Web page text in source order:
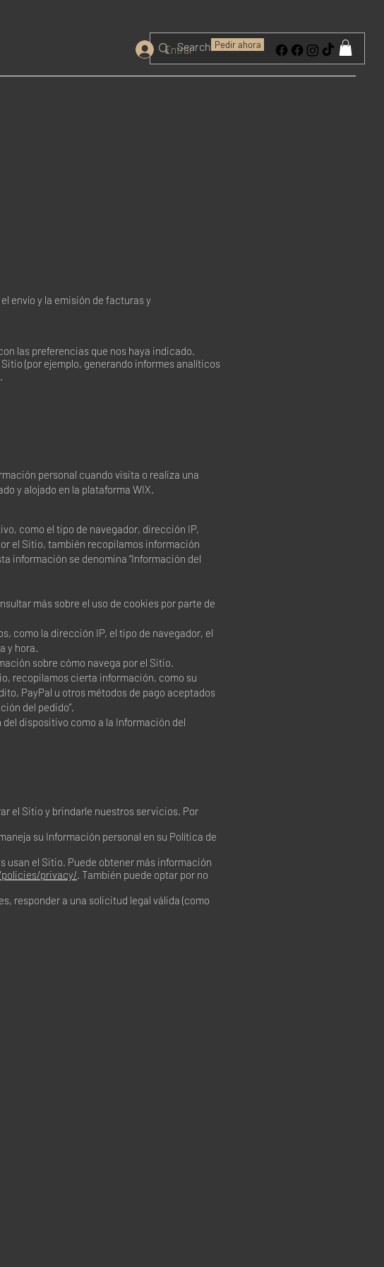
Entrar Pedir ahora
envío y la emisión de facturas y
las preferencias que nos haya indicado.
(por ejemplo, generando informes analíticos
personal cuando visita o realiza una
y alojado en la plataforma WIX.
como el tipo de navegador, dirección IP,
el Sitio, también recopilamos información
información se denomina “Información del
más sobre el uso de cookies por parte de
como la dirección IP, el tipo de navegador, el
y hora.
sobre cómo navega por el Sitio.
recopilamos cierta información, como su
PayPal u otros métodos de pago aceptados
del pedido”.
dispositivo como a la Información del
el Sitio y brindarle nuestros servicios. Por
su Información personal en su Política de
usan el Sitio. Puede obtener más información
privacy/. También puede optar por no
responder a una solicitud legal válida (como